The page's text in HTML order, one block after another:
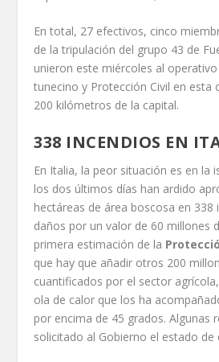
En total, 27 efectivos, cinco
de la tripulación del grupo 43 de
unieron este miércoles al
tunecino y Protección Civil en esta
200 kilómetros de la capital.
338 INCENDIOS EN
En Italia, la peor situación es en la
los dos últimos días han ardido
hectáreas de área boscosa en 338
daños por un valor de 60 millones
primera estimación de la
que hay que añadir otros 200
cuantificados por el sector
ola de calor que los ha
por encima de 45 grados. Algunas
solicitado al Gobierno el estado de